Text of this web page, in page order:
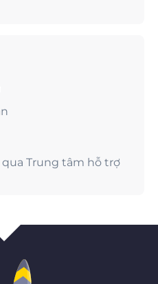
Trung tâm hỗ trợ